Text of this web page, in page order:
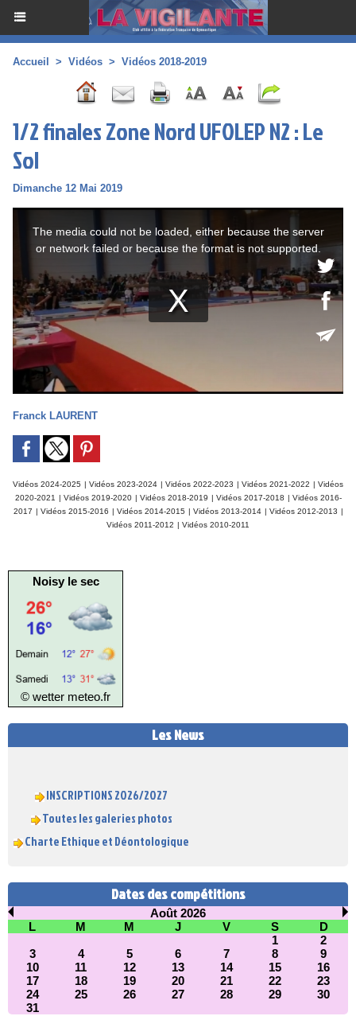
Accueil > Vidéos > Vidéos 2018-2019
1/2 finales Zone Nord UFOLEP N2 : Le
Sol
Dimanche 12 Mai 2019
Franck LAURENT
Vidéos 2024-2025 | Vidéos 2023-2024 | Vidéos 2022-2023 | Vidéos 2021-2022 | Vidéos
2020-2021 | Vidéos 2019-2020 | Vidéos 2018-2019 | Vidéos 2017-2018 | Vidéos 2016-
2017 | Vidéos 2015-2016 | Vidéos 2014-2015 | Vidéos 2013-2014 | Vidéos 2012-2013 |
Vidéos 2011-2012 | Vidéos 2010-2011
Noisy le sec
© wetter meteo.fr
Les News
INSCRIPTIONS 2026/2027
Toutes les galeries photos
Charte Ethique et Déontologique
Dates des compétitions
Août 2026
L
M M J V S
D
1
2
3
4 5 6 7 8
9
10
11 12 13 14 15
16
17
18 19 20 21 22
23
24
25 26 27 28 29
30
31